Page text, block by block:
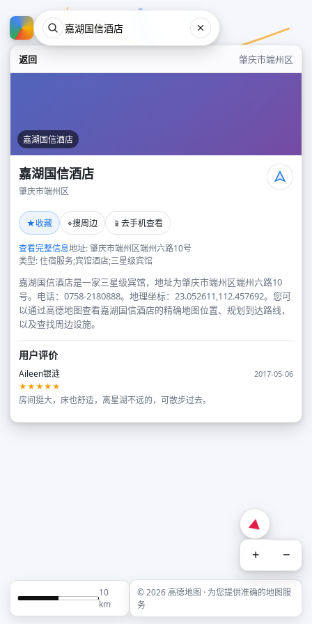
返回 肇庆市端州区
嘉湖国信酒店
嘉湖国信酒店
肇庆市端州区
★收藏 ⌖搜周边 📱 去手机查看
查看完整信息地址: 肇庆市端州区端州六路10号
类型: 住宿服务;宾馆酒店;三星级宾馆
嘉湖国信酒店是一家三星级宾馆，地址为肇庆市端州区端州六路10
号。电话：0758-2180888。地理坐标：23.052611,112.457692。您可
以通过高德地图查看嘉湖国信酒店的精确地图位置、规划到达路线，
以及查找周边设施。
用户评价
Aileen银涟
2017-05-06
★★★★★
房间挺大，床也舒适，离星湖不远的，可散步过去。
+ −
10
km
© 2026 高德地图 · 为您提供准确的地图服
务